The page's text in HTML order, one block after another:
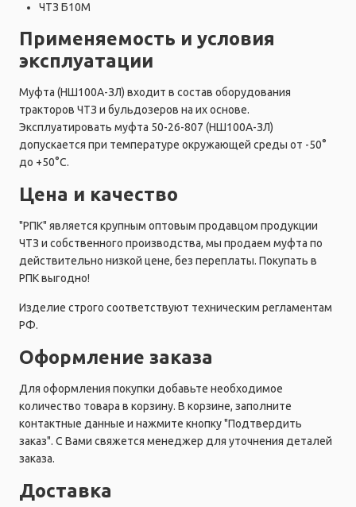
ЧТЗ Б10М
Применяемость и условия
эксплуатации
Муфта (НШ100А-ЗЛ) входит в состав оборудования
тракторов ЧТЗ и бульдозеров на их основе.
Эксплуатировать муфта 50-26-807 (НШ100А-ЗЛ)
допускается при температуре окружающей среды от -50°
до +50°C.
Цена и качество
"РПК" является крупным оптовым продавцом продукции
ЧТЗ и собственного производства, мы продаем муфта по
действительно низкой цене, без переплаты. Покупать в
РПК выгодно!
Изделие строго соответствуют техническим регламентам
РФ.
Оформление заказа
Для оформления покупки добавьте необходимое
количество товара в корзину. В корзине, заполните
контактные данные и нажмите кнопку "Подтвердить
заказ". С Вами свяжется менеджер для уточнения деталей
заказа.
Доставка